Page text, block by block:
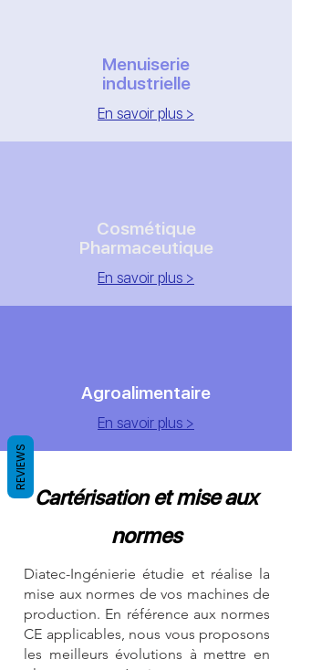
Menuiserie
industrielle
En savoir plus >
Cosmétique
Pharmaceutique
En savoir plus >
Agroalimentaire
En savoir plus >
Cartérisationet mise aux
normes
Diatec-Ingénierie étudie et réalise la
mise aux normes de vos machines de
production. En référence aux normes
CE applicables, nous vous proposons
les meilleurs évolutions à mettre en
REVIEWS